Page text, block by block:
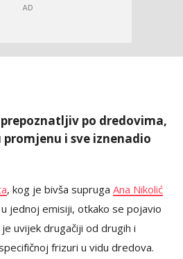
po dredovima,
i sve iznenadio
, kog je bivša supruga Ana Nikolić
jednoj emisiji, otkako se pojavio
uvijek drugačiji od drugih i
frizuri u vidu dredova.